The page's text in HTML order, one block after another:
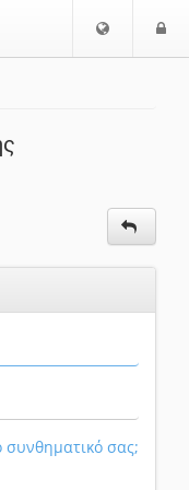
Επιλογή
συνθηματικό σας;